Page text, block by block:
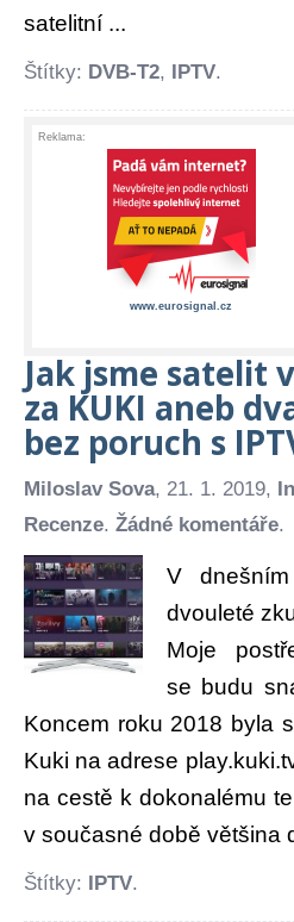
satelitní ...
Štítky: DVB-T2, IPTV.
Reklama:
www.eurosignal.cz
Jak jsme satelit
za KUKI aneb
bez poruch s
Miloslav Sova, 21. 1. 2019,
Recenze. Žádné komentáře.
V
dvouleté
Moje
se budu
Koncem roku 2018 byla
Kuki na adrese
na cestě k dokonalému
v současné době většina
Štítky: IPTV.